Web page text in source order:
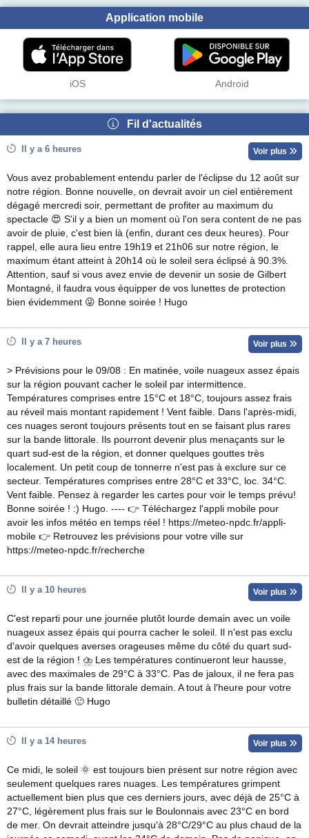
Application mobile
iOS Android
Fil d'actualités
Il y a 6 heures Voir plus
Vous avez probablement entendu parler de l'éclipse du 12 août sur
notre région. Bonne nouvelle, on devrait avoir un ciel entièrement
dégagé mercredi soir, permettant de profiter au maximum du
spectacle 😍 S'il y a bien un moment où l'on sera content de ne pas
avoir de pluie, c'est bien là (enfin, durant ces deux heures). Pour
rappel, elle aura lieu entre 19h19 et 21h06 sur notre région, le
maximum étant atteint à 20h14 où le soleil sera éclipsé à 90.3%.
Attention, sauf si vous avez envie de devenir un sosie de Gilbert
Montagné, il faudra vous équipper de vos lunettes de protection
bien évidemment 😜 Bonne soirée ! Hugo
Il y a 7 heures Voir plus
> Prévisions pour le 09/08 : En matinée, voile nuageux assez épais
sur la région pouvant cacher le soleil par intermittence.
Températures comprises entre 15°C et 18°C, toujours assez frais
au réveil mais montant rapidement ! Vent faible. Dans l'après-midi,
ces nuages seront toujours présents tout en se faisant plus rares
sur la bande littorale. Ils pourront devenir plus menaçants sur le
quart sud-est de la région, et donner quelques gouttes très
localement. Un petit coup de tonnerre n'est pas à exclure sur ce
secteur. Températures comprises entre 28°C et 33°C, loc. 34°C.
Vent faible. Pensez à regarder les cartes pour voir le temps prévu!
Bonne soirée ! :) Hugo. ---- 👉 Téléchargez l'appli mobile pour
avoir les infos météo en temps réel ! https://meteo-npdc.fr/appli-
mobile 👉 Retrouvez les prévisions pour votre ville sur
https://meteo-npdc.fr/recherche
Il y a 10 heures Voir plus
C'est reparti pour une journée plutôt lourde demain avec un voile
nuageux assez épais qui pourra cacher le soleil. Il n'est pas exclu
d'avoir quelques averses orageuses même du côté du quart sud-
est de la région ! ⛈ Les températures continueront leur hausse,
avec des maximales de 29°C à 33°C. Pas de jaloux, il ne fera pas
plus frais sur la bande littorale demain. A tout à l'heure pour votre
bulletin détaillé 🙂 Hugo
Il y a 14 heures Voir plus
Ce midi, le soleil 🌞 est toujours bien présent sur notre région avec
seulement quelques rares nuages. Les températures grimpent
actuellement bien plus que ces derniers jours, avec déjà de 25°C à
27°C, légèrement plus frais sur le Boulonnais avec 23°C en bord
de mer. On devrait atteindre jusqu'à 28°C/29°C au plus chaud de la